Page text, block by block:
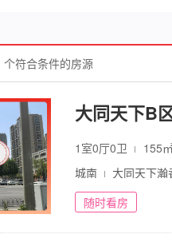
个符合条件的房源
1室0厅0卫 155
城南
大同天下瀚
随时看房